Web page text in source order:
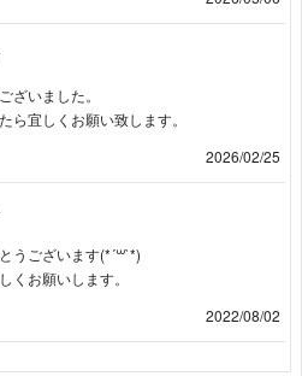
ざいました。
ら宜しくお願い致します。
2026/02/25
うございます(*´꒳`*)
くお願いします。
2022/08/02